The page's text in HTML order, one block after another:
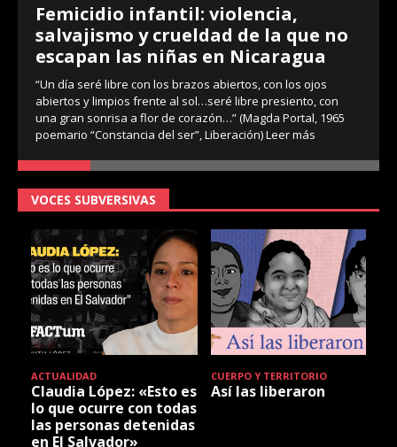
Femicidio infantil: violencia,
salvajismo y crueldad de la que no
escapan las niñas en Nicaragua
“Un día seré libre con los brazos abiertos, con los ojos
abiertos y limpios frente al sol…seré libre presiento, con
una gran sonrisa a flor de corazón…” (Magda Portal, 1965
poemario “Constancia del ser”, Liberación)Leer más
VOCES SUBVERSIVAS
ACTUALIDAD
Claudia López: «Esto es
lo que ocurre con todas
las personas detenidas
en El Salvador»
CUERPO Y TERRITORIO
Así las liberaron